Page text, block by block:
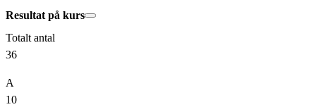
Resultat på kurs
Totalt antal
36
A
10